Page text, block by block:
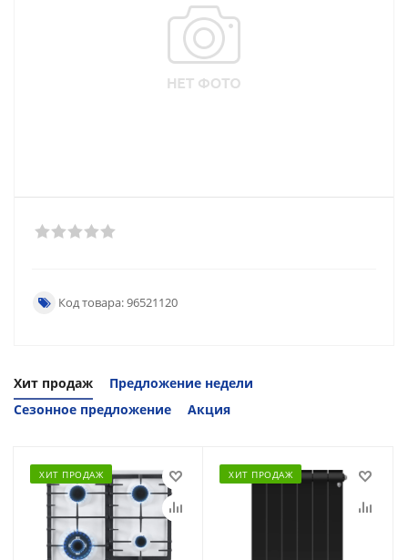
Код товара: 96521120
Хит продаж
Предложение недели
Сезонное предложение
Акция
ХИТ ПРОДАЖ ХИТ ПРОДАЖ